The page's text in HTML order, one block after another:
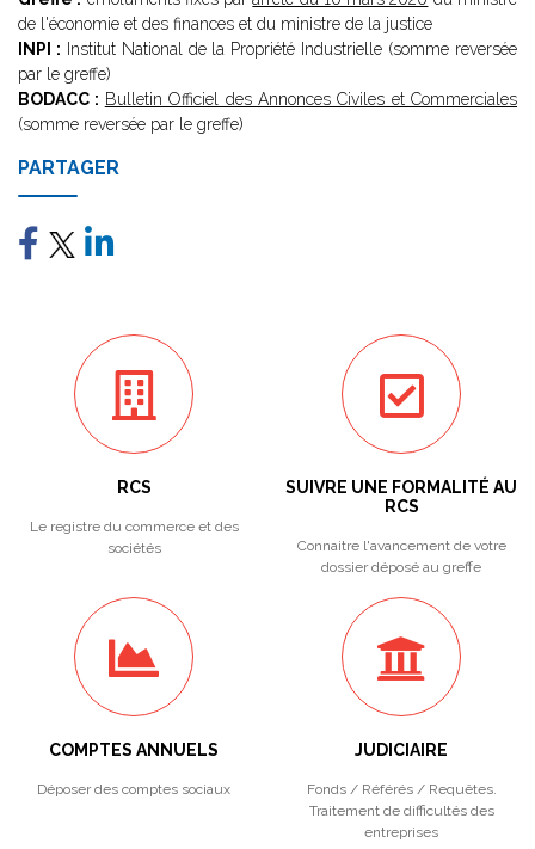
de l'économie et des finances et du ministre de la justice
INPI : Institut National de la Propriété Industrielle (somme reversée
par le greffe)
BODACC : Bulletin Officiel des Annonces Civiles et Commerciales
(somme reversée par le greffe)
PARTAGER
RCS
Le registre du commerce et des
sociétés
SUIVRE UNE FORMALITÉ AU
RCS
Connaitre l'avancement de votre
dossier déposé au greffe
COMPTES ANNUELS
Déposer des comptes sociaux
JUDICIAIRE
Fonds / Référés / Requêtes.
Traitement de difficultés des
entreprises